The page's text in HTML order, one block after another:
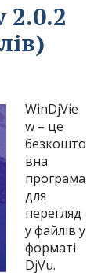
2.0.2
WinDjVie
w – це
безкошто
вна
програма
для
перегляд
у файлів у
форматі
DjVu.